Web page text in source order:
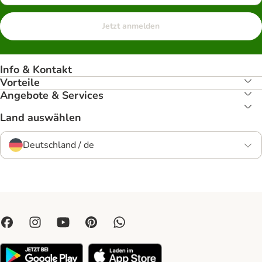
Jetzt anmelden
Info & Kontakt
Vorteile
Angebote & Services
Land auswählen
Deutschland / de